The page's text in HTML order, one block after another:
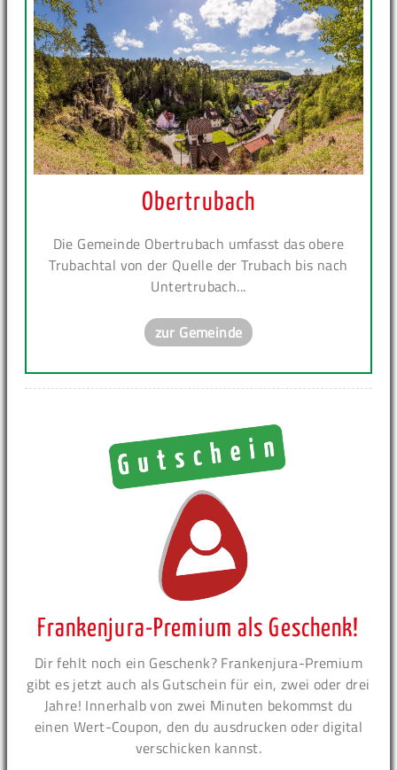
Obertrubach
Die Gemeinde Obertrubach umfasst das obere
Trubachtal von der Quelle der Trubach bis nach
Untertrubach...
zur Gemeinde
Frankenjura-Premium als Geschenk!
Dir fehlt noch ein Geschenk? Frankenjura-Premium
gibt es jetzt auch als Gutschein für ein, zwei oder drei
Jahre! Innerhalb von zwei Minuten bekommst du
einen Wert-Coupon, den du ausdrucken oder digital
verschicken kannst.